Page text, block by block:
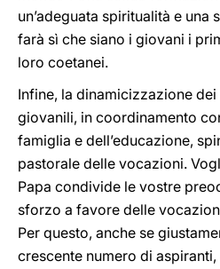
un’adeguata spiritualità e una
farà sì che siano i giovani i
loro coetanei.
Infine, la dinamicizzazione
giovanili, in coordinamento
famiglia e dell’educazione,
pastorale delle vocazioni.
Papa condivide le vostre
sforzo a favore delle
Per questo, anche se
crescente numero di